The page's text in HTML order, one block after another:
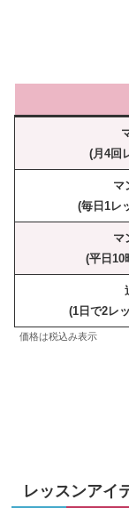
(月4回
マ
(毎日1レ
マ
(平日10
(1日で2レ
価格は税込み表示
レッスンアイ